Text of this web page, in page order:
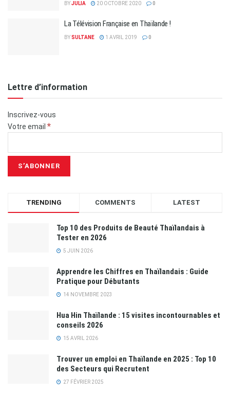
BYJULIA 20 OCTOBRE 2020 0
La Télévision Française en Thaïlande !
BYSULTANE 1 AVRIL 2019 0
Lettre d’information
Inscrivez-vous
Votre email *
TRENDING COMMENTS LATEST
Top 10 des Produits de Beauté Thaïlandais à
Tester en 2026
5 JUIN 2026
Apprendre les Chiffres en Thaïlandais : Guide
Pratique pour Débutants
14 NOVEMBRE 2023
Hua Hin Thaïlande : 15 visites incontournables et
conseils 2026
15 AVRIL 2026
Trouver un emploi en Thaïlande en 2025 : Top 10
des Secteurs qui Recrutent
27 FÉVRIER 2025